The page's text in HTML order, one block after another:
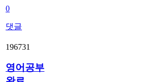
0
댓글
196731
영어공부